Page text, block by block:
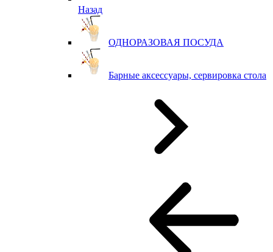
Назад
ОДНОРАЗОВАЯ ПОСУДА
Барные аксессуары, сервировка стола